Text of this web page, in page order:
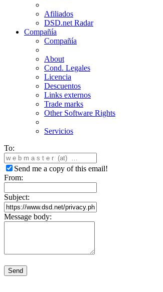
Afiliados
DSD.net Radar
Compañía
Compañía
About
Cond. Legales
Licencia
Descuentos
Links externos
Trade marks
Other Software Rights
Servicios
To:
Send me a copy of this email!
From:
Subject:
Message body:
Send